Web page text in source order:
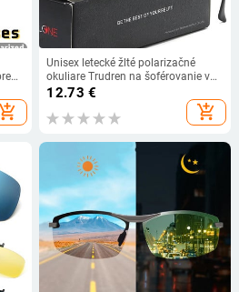
Unisex letecké žlté polarizačné
okuliare Trudren na šoférovanie v
noci proti svetlu, nočné okuliare na
12.73 €
add_shopping_cart